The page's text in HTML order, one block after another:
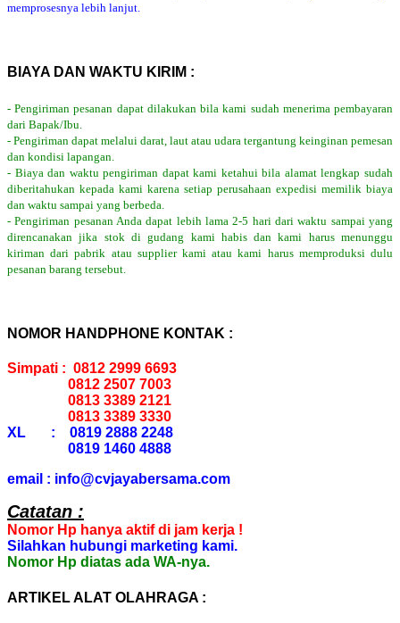
memprosesnya lebih lanjut.
BIAYA DAN WAKTU KIRIM :
- Pengiriman pesanan dapat dilakukan bila kami sudah menerima pembayaran
dari Bapak/Ibu.
- Pengiriman dapat melalui darat, laut atau udara tergantung keinginan pemesan
dan kondisi lapangan.
- Biaya dan waktu pengiriman dapat kami ketahui bila alamat lengkap sudah
diberitahukan kepada kami karena setiap perusahaan expedisi memilik biaya
dan waktu sampai yang berbeda.
- Pengiriman pesanan Anda dapat lebih lama 2-5 hari dari waktu sampai yang
direncanakan jika stok di gudang kami habis dan kami harus menunggu
kiriman dari pabrik atau supplier kami atau kami harus memproduksi dulu
pesanan barang tersebut.
NOMOR HANDPHONE KONTAK :
Simpati : 0812 2999 6693
0812 2507 7003
0813 3389 2121
0813 3389 3330
XL : 0819 2888 2248
0819 1460 4888
email : info@cvjayabersama.com
Catatan :
Nomor Hp hanya aktif di jam kerja !
Silahkan hubungi marketing kami.
Nomor Hp diatas ada WA-nya.
ARTIKEL ALAT OLAHRAGA :